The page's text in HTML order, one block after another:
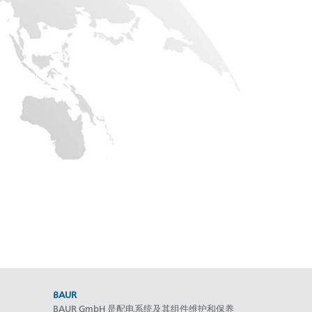
BAUR
BAUR GmbH 是配电系统及其组件维护和保养